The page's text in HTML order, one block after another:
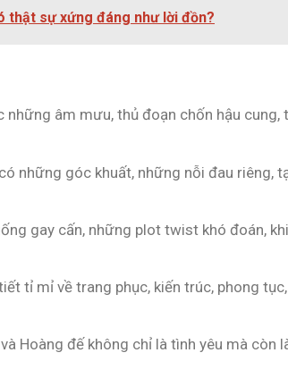
thật sự xứng đáng như lời đồn?
những âm mưu, thủ đoạn chốn hậu cung,
những góc khuất, những nỗi đau riêng,
gay cấn, những plot twist khó đoán,
tỉ mỉ về trang phục, kiến trúc, phong tục,
Hoàng đế không chỉ là tình yêu mà còn